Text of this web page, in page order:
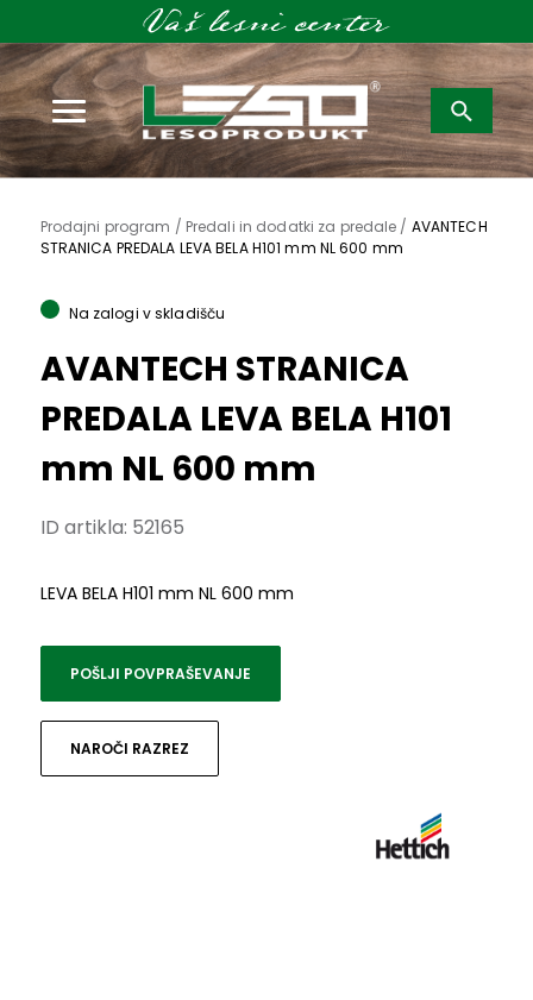
Išči:
Prodajni program / Predali in dodatki za predale / AVANTECH
STRANICA PREDALA LEVA BELA H101 mm NL 600 mm
Na zalogi v skladišču
AVANTECH STRANICA
PREDALA LEVA BELA H101
mm NL 600 mm
ID artikla: 52165
LEVA BELA H101 mm NL 600 mm
POŠLJI POVPRAŠEVANJE
NAROČI RAZREZ